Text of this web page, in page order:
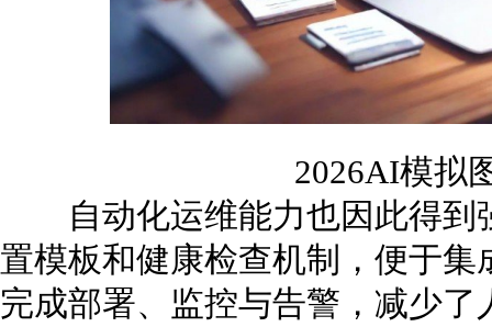
2026AI模拟
自动化运维能力也因此得到
置模板和健康检查机制，便于
完成部署、监控与告警，减少